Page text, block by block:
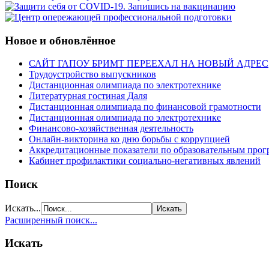
Новое и обновлённое
САЙТ ГАПОУ БРИМТ ПЕРЕЕХАЛ НА НОВЫЙ АДРЕС
Трудоустройство выпускников
Дистанционная олимпиада по электротехнике
Литературная гостиная Даля
Дистанционная олимпиада по финансовой грамотности
Дистанционная олимпиада по электротехнике
Финансово-хозяйственная деятельность
Онлайн-викторина ко дню борьбы с коррупцией
Аккредитационные показатели по образовательным
Кабинет профилактики социально-негативных явлений
Поиск
Искать...
Расширенный поиск...
Искать